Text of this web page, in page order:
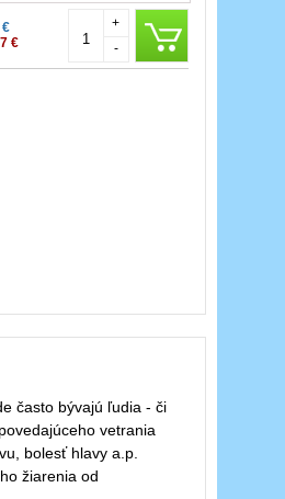
€
-
+
často bývajú ľudia - či
vetrania
bolesť hlavy a.p.
žiarenia od